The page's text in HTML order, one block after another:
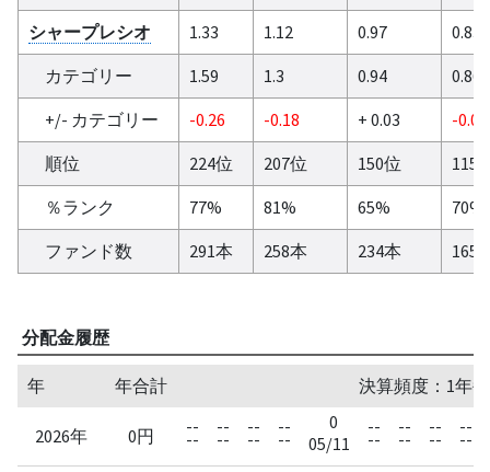
シャープレシオ
1.33 1.12 0.97
0.83
カテゴリー
1.59 1.3 0.94
0.86
+/- カテゴリー
-0.26 -0.18 + 0.03
-0.03
順位
224位 207位 150位
115
％ランク
77% 81% 65%
70%
ファンド数
291本 258本 234本 165
分配金履歴
年 年合計 決算頻度：1年
2026年 0円 --
--
--
--
--
--
--
--
0
05/11
--
--
--
--
--
--
--
--